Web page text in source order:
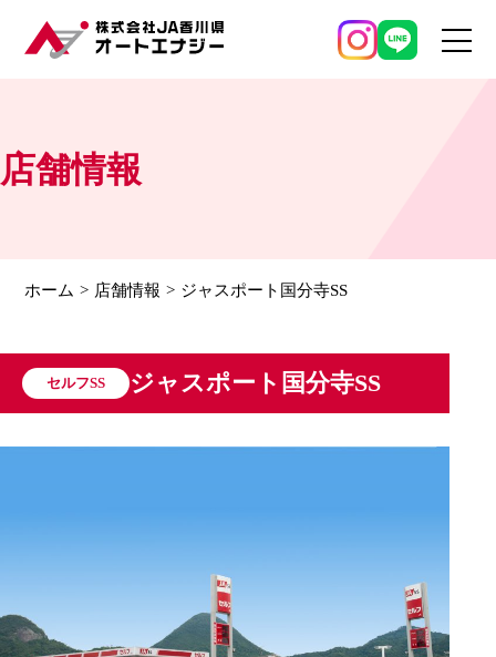
店舗情報
ホーム 店舗情報 ジャスポート国分寺SS
セルフSS ジャスポート国分寺SS